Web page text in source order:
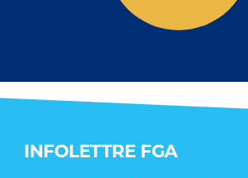
INFOLETTRE FGA